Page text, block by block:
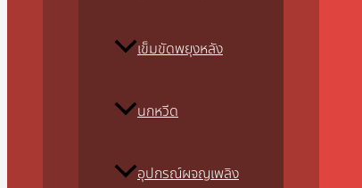
เข็มขัดพยุงหลัง
นกหวีด
อุปกรณ์ผจญเพลิง